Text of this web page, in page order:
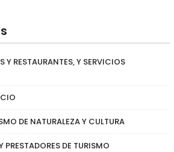
Y RESTAURANTES, Y SERVICIOS
DE NATURALEZA Y CULTURA
DE TURISMO